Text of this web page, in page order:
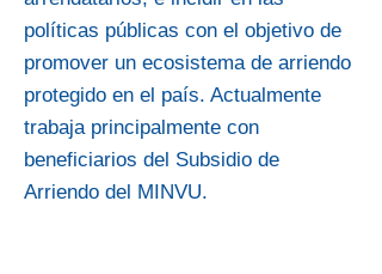
políticas públicas con el objetivo de
promover un ecosistema de arriendo
protegido en el país. Actualmente
trabaja principalmente con
beneficiarios del Subsidio de
Arriendo del MINVU.